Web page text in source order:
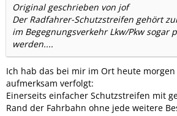
Original geschrieben von jof
Der Radfahrer-Schutzstreifen gehört
im Begegnungsverkehr Lkw/Pkw sogar
werden....
Ich hab das bei mir im Ort heute
aufmerksam verfolgt:
Einerseits einfacher Schutzstreifen mit
Rand der Fahrbahn ohne jede weitere